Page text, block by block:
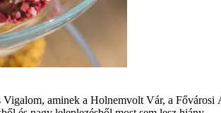
aminek a Holnemvolt Vár, a